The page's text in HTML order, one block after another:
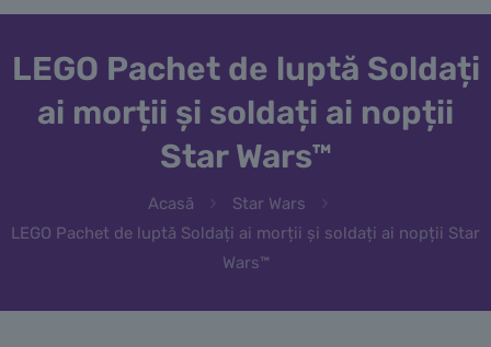
LEGO Pachet de luptă Soldați
ai morții și soldați ai nopții
Star Wars™
Acasă
Star Wars
LEGO Pachet de luptă Soldați ai morții și soldați ai nopții Star
Wars™